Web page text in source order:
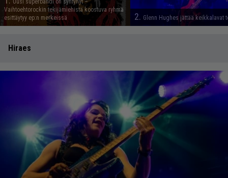
Uusi superbändi on syntynyt –
Vaihtoehtorockin tekijämiehistä koostuva ryhmä
esittäytyy ep:n merkeissä
2. Glenn Hughes jättää keikkalavat
Hiraes